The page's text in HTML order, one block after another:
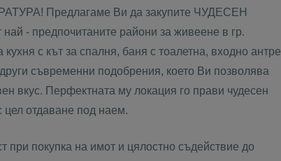
Предлагаме Ви да закупите ЧУДЕСЕН
- предпочитаните райони за живеене в гр.
с кът за спалня, баня с тоалетна, входно антре
съвременни подобрения, което Ви позволява
вкус. Перфектната му локация го прави чудесен
цел отдаване под наем.
при покупка на имот и цялостно съдействие до